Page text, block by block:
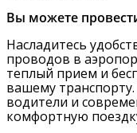
Вы можете
Насладитесь
проводов в
теплый прием и
вашему
водители и
комфортную